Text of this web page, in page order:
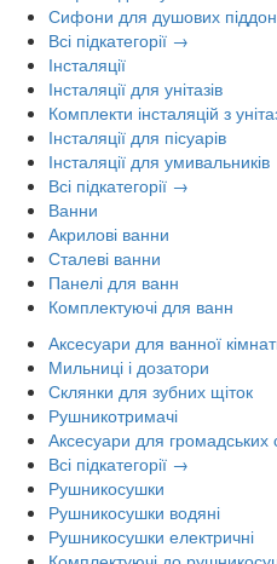
Сифони для душових
Всі підкатегорії →
Інсталяції
Інсталяції для унітазів
Комплекти інсталяцій з
Інсталяції для пісуарів
Інсталяції для умивальників
Всі підкатегорії →
Ванни
Акрилові ванни
Сталеві ванни
Панелі для ванн
Комплектуючі для ванн
Аксесуари для ванної
Мильниці і дозатори
Склянки для зубних щіток
Рушникотримачі
Аксесуари для громадських
Всі підкатегорії →
Рушникосушки
Рушникосушки водяні
Рушникосушки електричні